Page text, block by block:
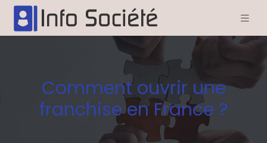
Comment ouvrir une
franchise en France ?